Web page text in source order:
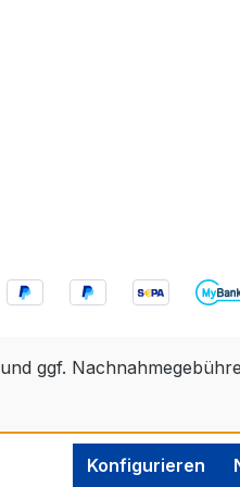
und ggf.
Konfigurieren